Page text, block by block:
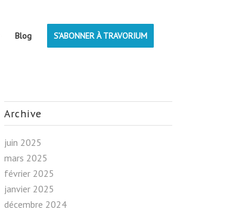
Blog S’ABONNER À TRAVORIUM
Archive
juin 2025
mars 2025
février 2025
janvier 2025
décembre 2024